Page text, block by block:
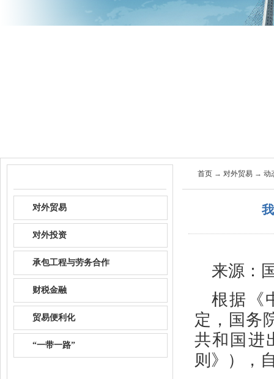
对外贸易
对外投资
承包工程与劳务合作
财税金融
贸易便利化
“一带一路”
首页 → 对外贸易 → 动
来源：
根据《
定，国务
共和国进
则》），